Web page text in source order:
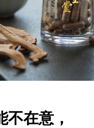
不在意，